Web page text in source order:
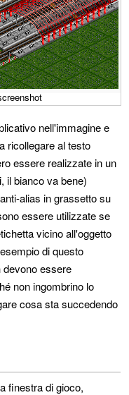
nell'immagine e
ricollegare al testo
essere realizzate in un
il bianco va bene)
alias in grassetto su
essere utilizzate se
vicino all'oggetto
di questo
devono essere
non ingombrino lo
cosa sta succedendo
finestra di gioco,